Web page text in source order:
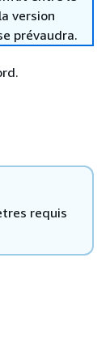
version
prévaudra.
requis